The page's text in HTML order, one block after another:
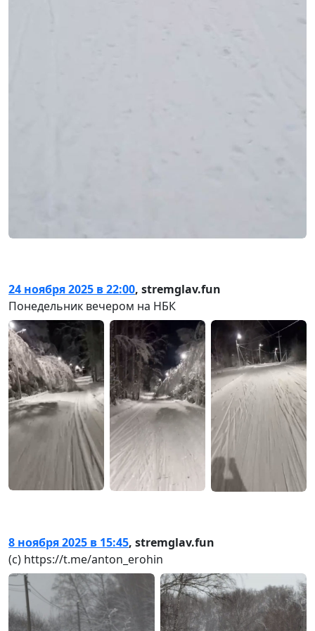
24 ноября 2025 в 22:00, stremglav.fun
Понедельник вечером на НБК
8 ноября 2025 в 15:45, stremglav.fun
(с) https://t.me/anton_erohin